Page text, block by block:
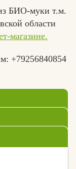
из БИО-муки т.м.
области
магазине.
+79256840854